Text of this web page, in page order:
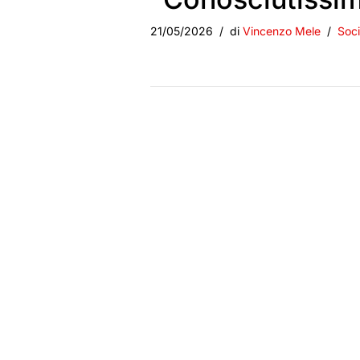
21/05/2026 di Vincenzo Mele